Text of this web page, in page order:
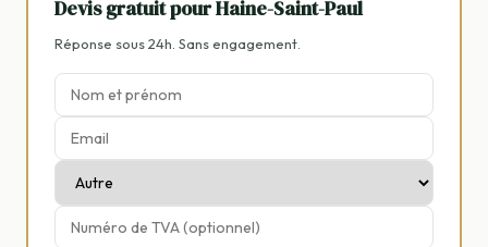
Devis gratuit pour Haine-Saint-Paul
Réponse sous 24h. Sans engagement.